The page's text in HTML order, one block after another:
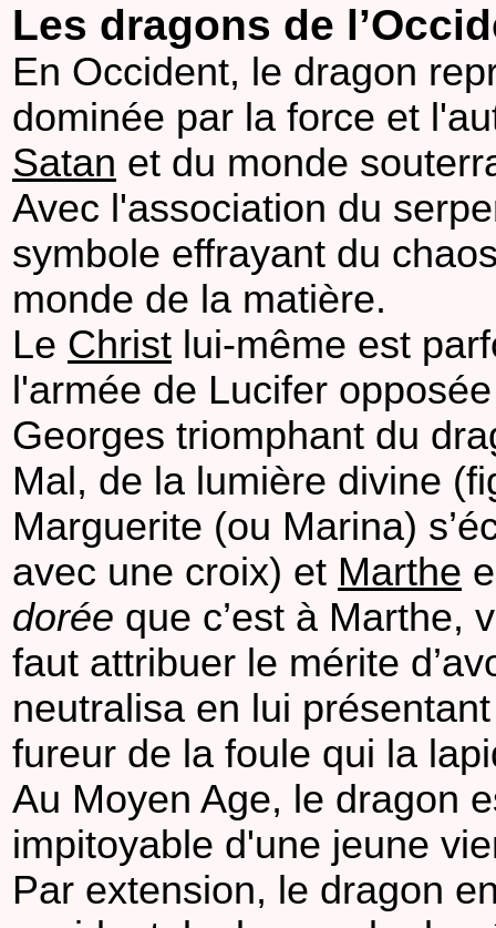
Les dragons de
En Occident, le dragon
dominée par la force et
Satan et du monde
Avec l'association du
symbole effrayant du
monde de la matière.
Le Christ lui-même est
l'armée de Lucifer
Georges triomphant du
Mal, de la lumière divine
Marguerite (ou Marina)
avec une croix) et Marthe
dorée que c’est à Marthe,
faut attribuer le mérite
neutralisa en lui
fureur de la foule qui la
Au Moyen Age, le dragon
impitoyable d'une jeune
Par extension, le dragon